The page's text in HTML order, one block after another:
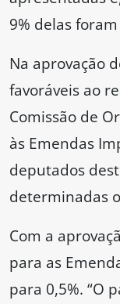
9% delas
Na aprovação
favoráveis ao
Comissão de
às Emendas
deputados
determinadas
Com a
para as
para 0,5%. “O